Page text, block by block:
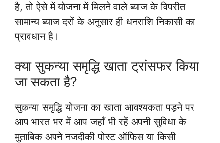
है, तो ऐसे में योजना में मिलने वाले ब्याज के विपरीत
सामान्य ब्याज दरों के अनुसार ही धनराशि निकासी का
प्रावधान है।
क्या सुकन्या समृद्धि खाता ट्रांसफर किया
जा सकता है?
सुकन्या समृद्धि योजना का खाता आवश्यकता पड़ने पर
आप भारत भर में आप जहाँ भी रहें अपनी सुविधा के
मुताबिक अपने नजदीकी पोस्ट ऑफिस या किसी